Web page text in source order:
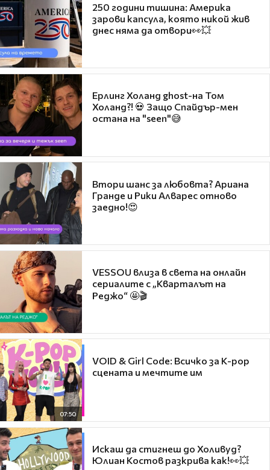
250 години тишина: Америка
зарови капсула, която никой жив
днес няма да отвори👀💥
Ерлинг Холанд ghost-на Том
Холанд?! 💀 Защо Спайдър-мен
остана на "seen"😅
Втори шанс за любовта? Ариана
Гранде и Рики Алварес отново
заедно!😍
VESSOU влиза в света на онлайн
сериалите с „Кварталът на
Реджо“ 🤩🎬
07:50
VOID & Girl Code: Всичко за K-pop
сцената и мечтите им
Искаш да стигнеш до Холивуд?
Юлиан Костов разкрива как!👀💥